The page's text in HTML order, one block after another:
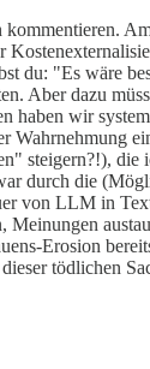
du: "Es wäre
Aber dazu
haben wir
Wahrnehmung
steigern?!), die
durch die
von LLM in
Meinungen
Erosion
tödlichen